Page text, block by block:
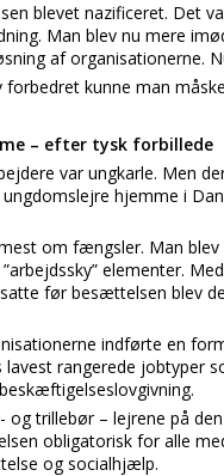
blevet nazificeret. Det
Man blev nu mere
af organisationerne.
forbedret kunne man
– efter tysk forbillede
var ungkarle. Men
hjemme i
om fængsler. Man
elementer.
før besættelsen blev
indførte en
lavest rangerede jobtyper
og trillebør – lejrene på
obligatorisk for alle
og socialhjælp.